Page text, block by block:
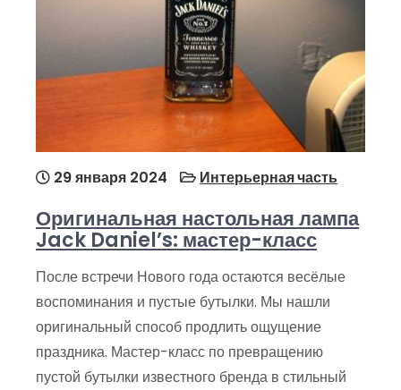
29 января 2024 Интерьерная часть
Оригинальная настольная лампа
Jack Daniel’s: мастер-класс
После встречи Нового года остаются весёлые
воспоминания и пустые бутылки. Мы нашли
оригинальный способ продлить ощущение
праздника. Мастер-класс по превращению
пустой бутылки известного бренда в стильный